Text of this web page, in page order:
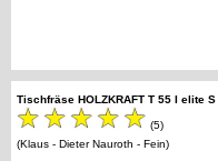
Tischfräse HOLZKRAFT T 55 I elite S
(5)
(Klaus - Dieter Nauroth - Fein)